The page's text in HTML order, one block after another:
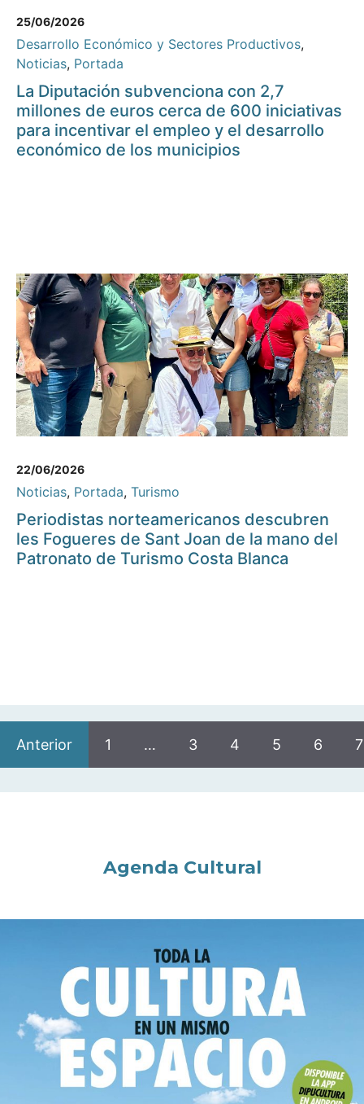
25/06/2026
Desarrollo Económico y Sectores Productivos,
Noticias, Portada
La Diputación subvenciona con 2,7
millones de euros cerca de 600 iniciativas
para incentivar el empleo y el desarrollo
económico de los municipios
22/06/2026
Noticias, Portada, Turismo
Periodistas norteamericanos descubren
les Fogueres de Sant Joan de la mano del
Patronato de Turismo Costa Blanca
Anterior 1 … 3 4 5 6 7
Agenda Cultural